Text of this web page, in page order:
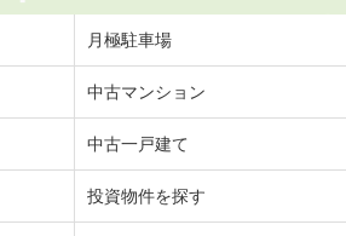
月極駐車場
中古マンション
中古一戸建て
投資物件を探す